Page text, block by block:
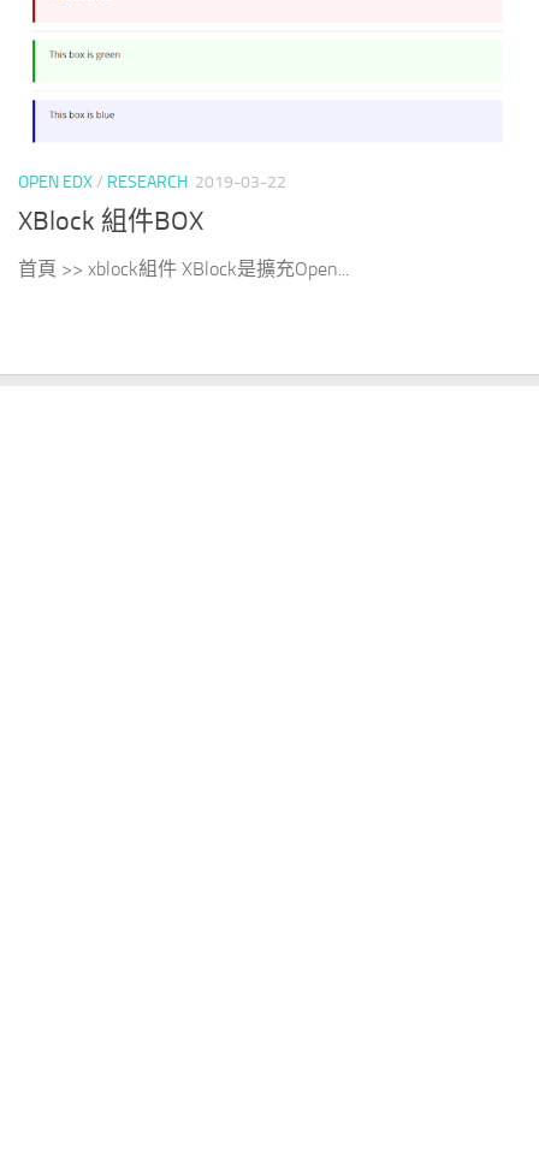
OPEN EDX/ RESEARCH 2019-03-22
XBlock 組件BOX
首頁 >> xblock組件 XBlock是擴充Open...